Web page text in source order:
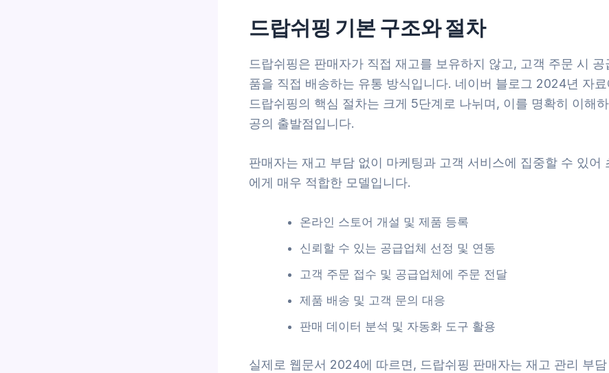
드랍쉬핑 기본 구조와 절차
드랍쉬핑은 판매자가 직접 재고를 보유하지 않고, 고객 주문 시 공
품을 직접 배송하는 유통 방식입니다. 네이버 블로그 2024년 자
드랍쉬핑의 핵심 절차는 크게 5단계로 나뉘며, 이를 명확히 이해
공의 출발점입니다.
판매자는 재고 부담 없이 마케팅과 고객 서비스에 집중할 수 있어
에게 매우 적합한 모델입니다.
온라인 스토어 개설 및 제품 등록
신뢰할 수 있는 공급업체 선정 및 연동
고객 주문 접수 및 공급업체에 주문 전달
제품 배송 및 고객 문의 대응
판매 데이터 분석 및 자동화 도구 활용
실제로 웹문서 2024에 따르면, 드랍쉬핑 판매자는 재고 관리 부담